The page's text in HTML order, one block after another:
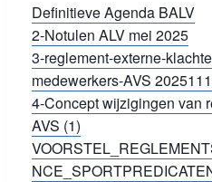
Definitieve Agenda BALV
2-Notulen ALV mei 2025
3-reglement-externe-
medewerkers-AVS
4-Concept wijzigingen van
AVS (1)